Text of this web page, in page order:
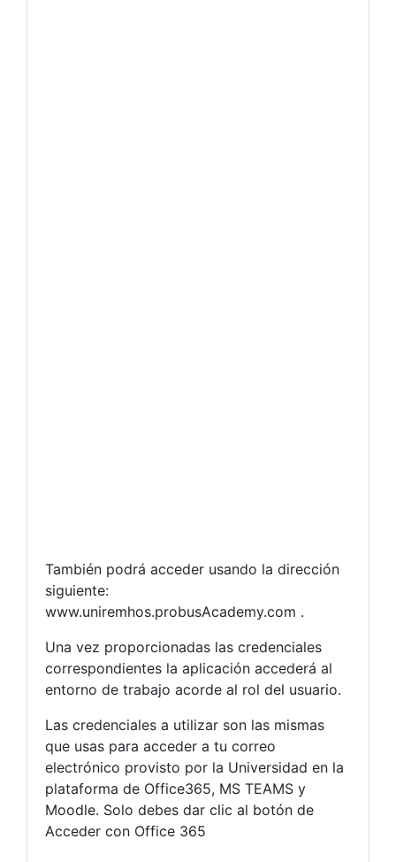
También podrá acceder usando la dirección
siguiente:
www.uniremhos.probusAcademy.com .
Una vez proporcionadas las credenciales
correspondientes la aplicación accederá al
entorno de trabajo acorde al rol del usuario.
Las credenciales a utilizar son las mismas
que usas para acceder a tu correo
electrónico provisto por la Universidad en la
plataforma de Office365, MS TEAMS y
Moodle. Solo debes dar clic al botón de
Acceder con Office 365